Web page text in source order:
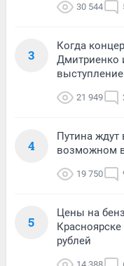
30 544
3
Когда
Дмитриенко
21 949
4
Путина ждут
возможном
19 750
5
Цены на
рублей